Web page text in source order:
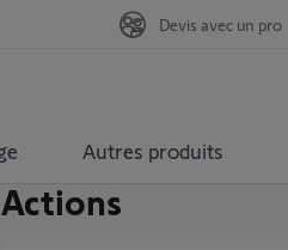
Autres produits
Devis avec un pro
Actions